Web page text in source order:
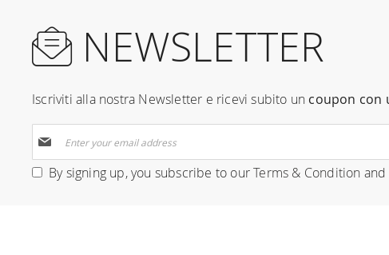
NEWSLETTER
Iscriviti alla nostra Newsletter e ricevi subito un coupon con
Up
for By signing up, you subscribe to ourTerms & Condition